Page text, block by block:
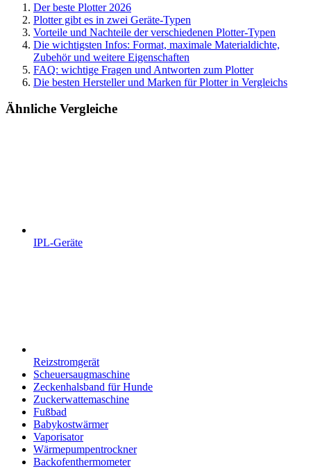
Der beste Plotter 2026
Plotter gibt es in zwei Geräte-Typen
Vorteile und Nachteile der verschiedenen Plotter-Typen
Die wichtigsten Infos: Format, maximale Materialdichte,
Zubehör und weitere Eigenschaften
FAQ: wichtige Fragen und Antworten zum Plotter
Die besten Hersteller und Marken für Plotter in Vergleichs
Ähnliche Vergleiche
IPL-Geräte
Reizstromgerät
Scheuersaugmaschine
Zeckenhalsband für Hunde
Zuckerwattemaschine
Fußbad
Babykostwärmer
Vaporisator
Wärmepumpentrockner
Backofenthermometer